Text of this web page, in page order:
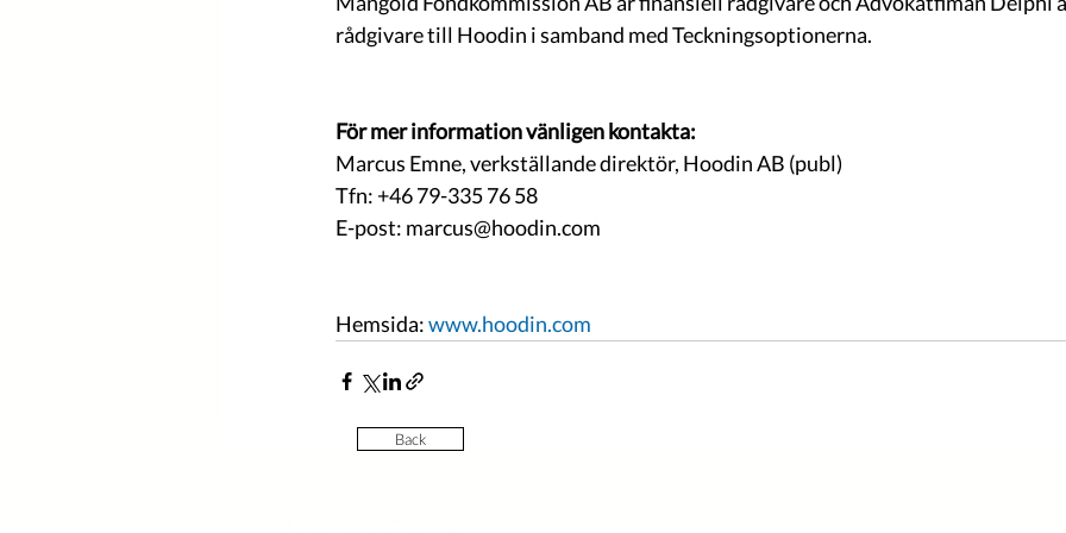
rådgivare till Hoodin i samband med Teckningsoptionerna.
För mer information vänligen kontakta:
Marcus Emne, verkställande direktör, Hoodin AB (publ)
Tfn: +46 79-335 76 58
E-post: marcus@hoodin.com
Hemsida: www.hoodin.com
Back